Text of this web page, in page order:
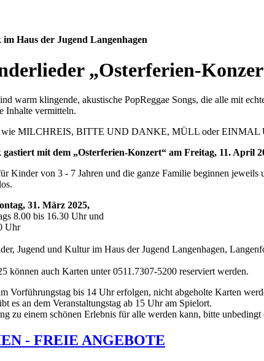
Haus der Jugend Langenhagen
„Osterferien-
warm klingende, akustische PopReggae Songs, die alle mit
Inhalte vermitteln.
wie MILCHREIS, BITTE UND DANKE, MÜLL oder EINMAL
mit dem „Osterferien-Konzert“ am Freitag, 11. April
Kinder von 3 - 7 Jahren und die ganze Familie beginnen jeweils
31. März 2025,
8.00 bis 16.30 Uhr und
Uhr
Jugend und Kultur im Haus der Jugend Langenhagen,
können auch Karten unter 0511.7307-5200 reserviert werden.
Vorführungstag bis 14 Uhr erfolgen, nicht abgeholte Karten
es an dem Veranstaltungstag ab 15 Uhr am Spielort.
zu einem schönen Erlebnis für alle werden kann, bitte unbedingt
- FREIE ANGEBOTE